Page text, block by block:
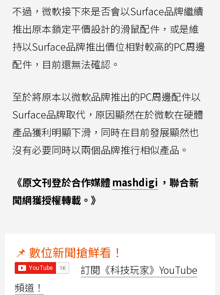
不過，微軟接下來是否會以Surface品牌繼續
推出原本鎖定平價設計的滑鼠配件，或是維
持以Surface品牌推出價位相對較高的PC周邊
配件，目前還無法確認。
至於將原本以微軟品牌推出的PC周邊配件以
Surface品牌取代，原因顯然在於微軟在硬體
產品獲利明顯下滑，同時在目前發展顯然也
沒有必要同時以兩個品牌推行相似產品。
《原文刊登於合作媒體 mashdigi ，聯合新
聞網獲授權轉載。》
📌 數位新聞搶鮮看！
訂閱《科技玩家》YouTube
頻道！